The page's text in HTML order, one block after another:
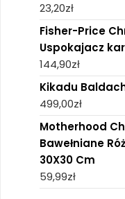
23,20zł
Fisher-Price
Uspokajacz
144,90zł
Kikadu
499,00zł
Motherhood
Bawełniane
30X30 Cm
59,99zł